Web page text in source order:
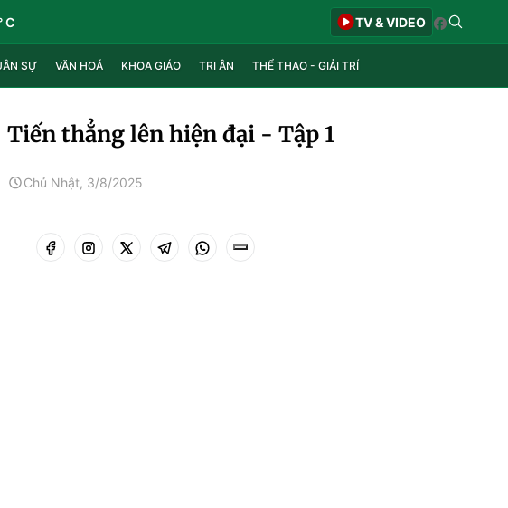
C TV & VIDEO
SỰ VĂN HOÁ KHOA GIÁO TRI ÂN THỂ THAO - GIẢI TRÍ
Tiến thẳng lên hiện đại - Tập 1
Chủ Nhật, 3/8/2025